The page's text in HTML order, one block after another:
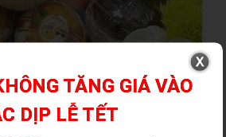
TĂNG GIÁ VÀO
DỊP LỄ TẾT